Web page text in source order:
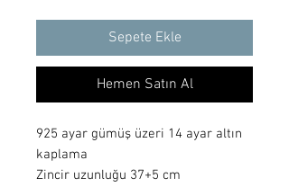
Sepete Ekle
Hemen Satın Al
925 ayar gümüş üzeri 14 ayar altın
kaplama
Zincir uzunluğu 37+5 cm